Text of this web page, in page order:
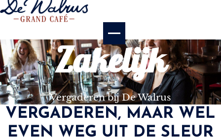
Zakelijk
Vergaderen bij De Walrus
VERGADEREN, MAAR WEL
EVEN WEG UIT DE SLEUR